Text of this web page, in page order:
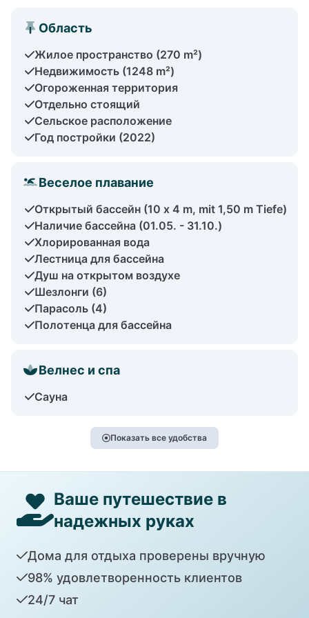
Область
Жилое пространство (270 m²)
Недвижимость (1248 m²)
Огороженная территория
Отдельно стоящий
Сельское расположение
Год постройки (2022)
Веселое плавание
Открытый бассейн (10 x 4 m, mit 1,50 m Tiefe)
Наличие бассейна (01.05. - 31.10.)
Хлорированная вода
Лестница для бассейна
Душ на открытом воздухе
Шезлонги (6)
Парасоль (4)
Полотенца для бассейна
Велнес и спа
Сауна
Показать все удобства
Ваше путешествие в
надежных руках
Дома для отдыха проверены вручную
98% удовлетворенность клиентов
24/7 чат